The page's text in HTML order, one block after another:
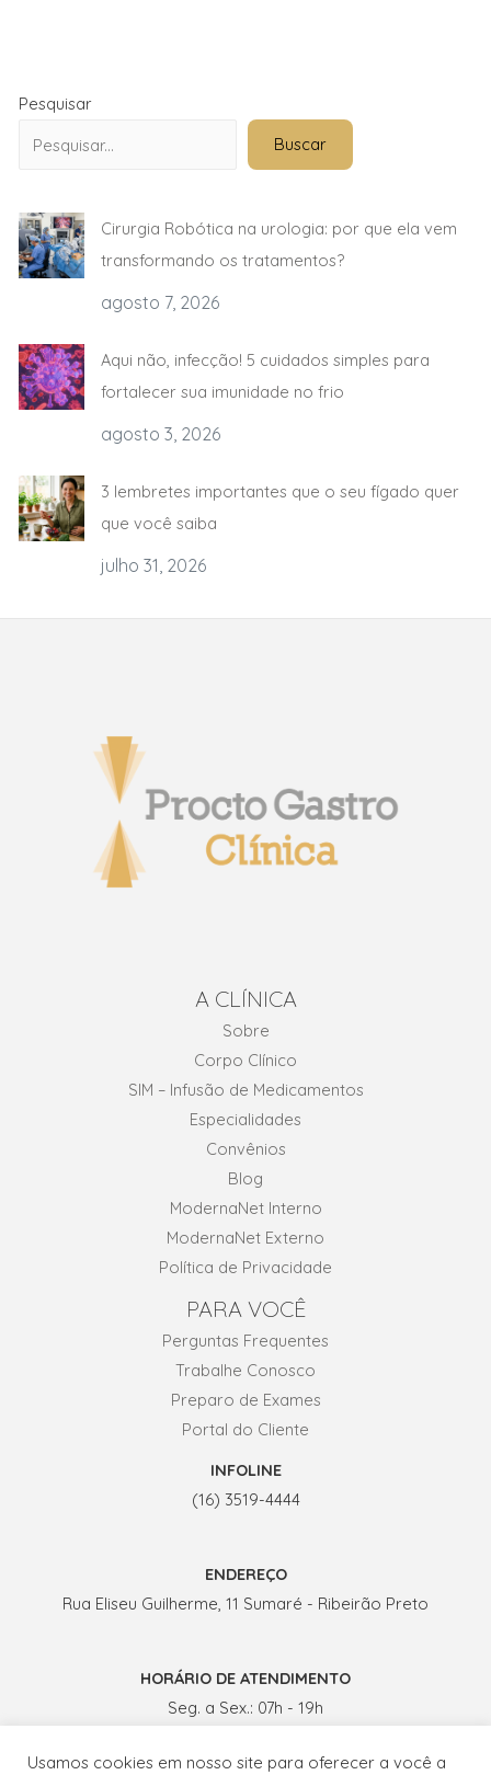
Pesquisar
Buscar
Cirurgia Robótica na urologia: por que ela vem
transformando os tratamentos?
agosto 7, 2026
Aqui não, infecção! 5 cuidados simples para
fortalecer sua imunidade no frio
agosto 3, 2026
3 lembretes importantes que o seu fígado quer
que você saiba
julho 31, 2026
A CLÍNICA
Sobre
Corpo Clínico
SIM – Infusão de Medicamentos
Especialidades
Convênios
Blog
ModernaNet Interno
ModernaNet Externo
Política de Privacidade
PARA VOCÊ
Perguntas Frequentes
Trabalhe Conosco
Preparo de Exames
Portal do Cliente
INFOLINE
(16) 3519-4444
ENDEREÇO
Rua Eliseu Guilherme, 11 Sumaré - Ribeirão Preto
HORÁRIO DE ATENDIMENTO
Seg. a Sex.: 07h - 19h
Usamos cookies em nosso site para oferecer a você a